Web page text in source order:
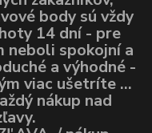
body sú vždy
14 dní - pre
neboli spokojní a
a výhodné -
viac ušetríte ...
nákup nad